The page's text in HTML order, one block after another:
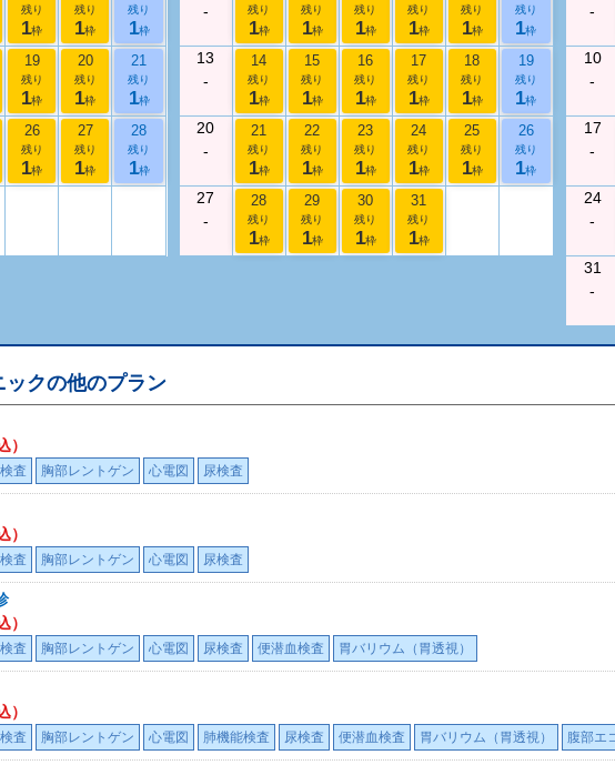
残り
1枠
残り
1枠
残り
1枠
19
残り
1枠
20
残り
1枠
21
残り
1枠
26
残り
1枠
27
残り
1枠
28
残り
1枠
-
残り
1枠
残り
1枠
残り
1枠
残り
1枠
残り
1枠
残り
1枠
13
-
14
残り
1枠
15
残り
1枠
16
残り
1枠
17
残り
1枠
18
残り
1枠
19
残り
1枠
20
-
21
残り
1枠
22
残り
1枠
23
残り
1枠
24
残り
1枠
25
残り
1枠
26
残り
1枠
27
-
28
残り
1枠
29
残り
1枠
30
残り
1枠
31
残り
1枠
-
10
-
17
-
24
-
31
-
ックの他のプラン
）
査 胸部レントゲン 心電図 尿検査
）
査 胸部レントゲン 心電図 尿検査
）
査 胸部レントゲン 心電図 尿検査 便潜血検査 胃バリウム（胃透視）
）
査 胸部レントゲン 心電図 肺機能検査 尿検査 便潜血検査 胃バリウム（胃透視） 腹部エ